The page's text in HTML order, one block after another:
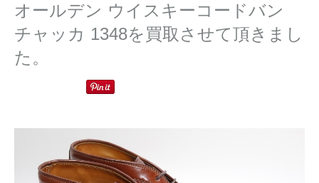
オールデン ウイスキーコードバン
チャッカ 1348を買取させて頂きまし
た。